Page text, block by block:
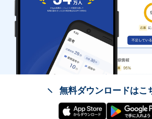
無料ダウンロードはこ